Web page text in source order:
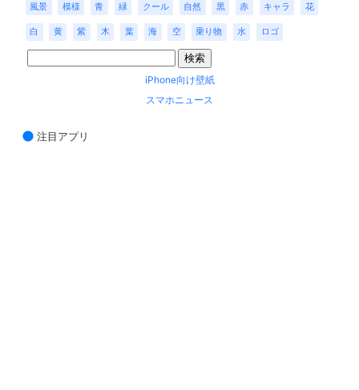
風景 模様 青 緑 クール 自然 黒 赤 キャラ 花
白 黄 紫 木 葉 海 空 乗り物 水 ロゴ
iPhone向け壁紙
スマホニュース
注目アプリ